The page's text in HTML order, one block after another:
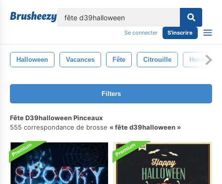
Se connecter S'inscrire
Halloween Vacances Fête Citrouille Horreur
Filters
Fête D39halloween Pinceaux
555 correspondance de brosse
fête d39halloween